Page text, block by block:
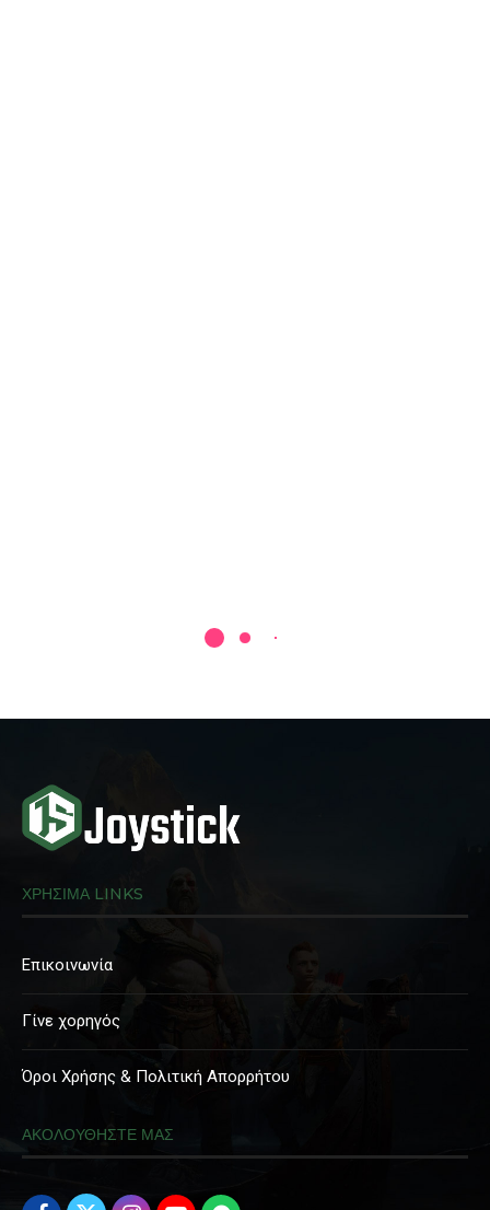
ΧΡΗΣΙΜΑ LINKS
Επικοινωνία
Γίνε χορηγός
Όροι Χρήσης & Πολιτική Απορρήτου
ΑΚΟΛΟΥΘΗΣΤΕ ΜΑΣ